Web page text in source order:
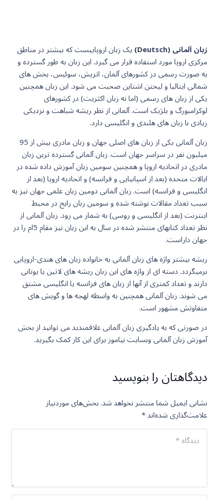
زبان آلمانی (Deutsch) یک زبان اروپاییست که بیشتر در مناطق
مرکزی اروپا مورد استفاده قرار می گیرد. این زبان به طور گسترده و
به صورت رسمی در کشورهای آلمان، اتریش، سوئیس، بخش های
شمالی ایتالیا و لیختن اشتاین صحبت می شود. این زبان همچنین
یکی از زبان های رسمی (اما نه زبان اکثریت) در کشورهای
لوکزامبورگ و بلژیک است. آلمانی از نظر ریشه شباهت و نزدیکی
زیادی با زبان های هلندی و انگلیسی دارد.
زبان آلمانی یکی از زبان های اصلی جهان و زبان مادری بیش از 95
میلیون نفر در سراسر جهان است. زبان آلمانی گسترده ترین زبان
مادری در اتحادیه اروپا و همچنین سومین زبان آموزش داده شده در
ایالات متحده (بعد از اسپانیایی و فرانسه) و اتحادیه اروپا (بعد از
انگلیسی و فرانسه) است. زبان آلمانی دومین زبان علمی جهان نیز به
سبب تعداد مقالات نوشته شده و سومین زبان رایج در محیط
اینترنت (بعد از انگلیسی و روسی) به شمار می رود. زبان آلمانی از
نظر تعداد کتابهای منتشر شده در سال به این زبان نیز مقام 5ام را در
جهان داراست.
ریشه بیشتر واژه های زبان آلمانی به خانواده زبان های هندی-اروپایی
برمیگردد. دسته ای از واژه های این زبان ریشه های لاتین یا یونانی
دارند و تعداد کمتری از آنها از زبان های فرانسه یا انگلیسی مشتق
می شوند. زبان آلمانی همچنین به واسطه لهجه ها و گویش های
متفاوتش مشهور است.
در صورتی که به یادگیری زبان آلمانی علاقمندید می توانید از بخش
آموزش زبان آلمانی وبسایت بیاموز برای این کار کمک بگیرید.
دیدگاهتان را بنویسید
نشانی ایمیل شما منتشر نخواهد شد.بخش‌های موردنیاز
علامت‌گذاری شده‌اند*